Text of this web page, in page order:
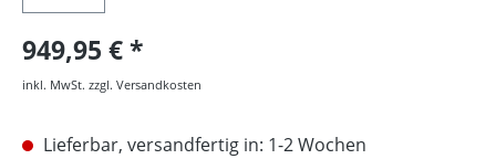
949,95 €
inkl. MwSt. zzgl. Versandkosten
Lieferbar, versandfertig in: 1-2 Wochen